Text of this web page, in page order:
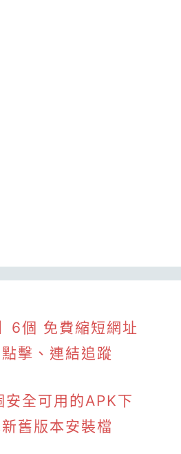
6個 免費縮短網址
擊、連結追蹤
安全可用的APK下
舊版本安裝檔